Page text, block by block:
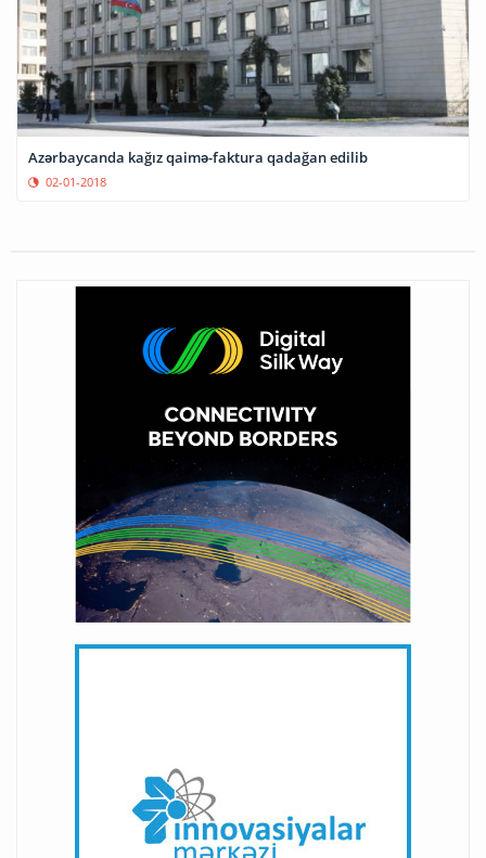
Azərbaycanda kağız qaimə-faktura qadağan edilib
02-01-2018